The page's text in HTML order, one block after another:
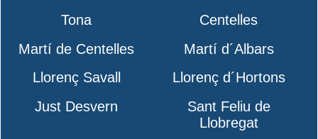
Tona
Centelles
Martí de Centelles
Martí d´Albars
Llorenç Savall
Llorenç d´Hortons
Just Desvern
Sant Feliu de
Llobregat